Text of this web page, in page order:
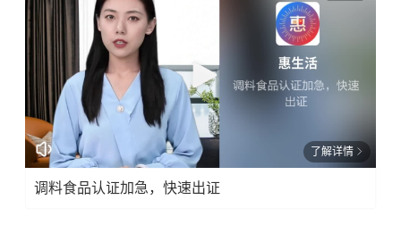
了解详情
调料食品认证加急，快速出证